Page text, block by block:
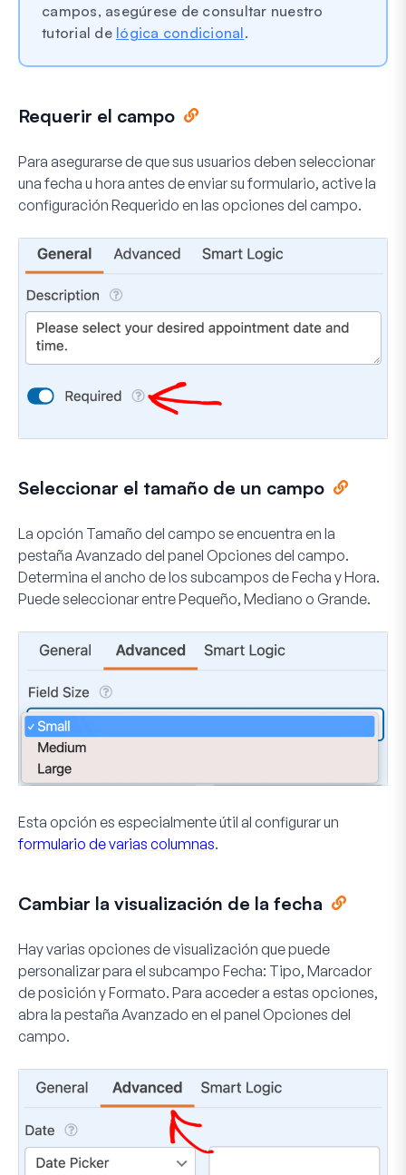
campos, asegúrese de consultar nuestro
tutorial de lógica condicional.
Requerir el campo
Para asegurarse de que sus usuarios deben seleccionar
una fecha u hora antes de enviar su formulario, active la
configuración Requerido en las opciones del campo.
Seleccionar el tamaño de un campo
La opción Tamaño del campo se encuentra en la
pestaña Avanzado del panel Opciones del campo.
Determina el ancho de los subcampos de Fecha y Hora.
Puede seleccionar entrePequeño, Mediano o Grande.
Esta opción es especialmente útil al configurar un
formulario de varias columnas.
Cambiar la visualización de la fecha
Hay varias opciones de visualización que puede
personalizar para el subcampo Fecha: Tipo, Marcador
de posición y Formato. Para acceder a estas opciones,
abra la pestaña Avanzado en el panel Opciones del
campo.